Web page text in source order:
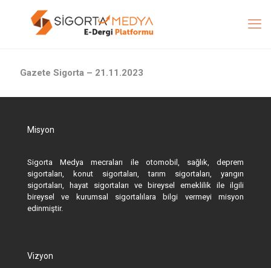
Gazete Sigorta – 21.11.2023
Misyon
Sigorta Medya mecraları ile otomobil, sağlık, deprem
sigortaları, konut sigortaları, tarım sigortaları, yangın
sigortaları, hayat sigortaları ve bireysel emeklilik ile ilgili
bireysel ve kurumsal sigortalılara bilgi vermeyi misyon
edinmiştir.
Vizyon